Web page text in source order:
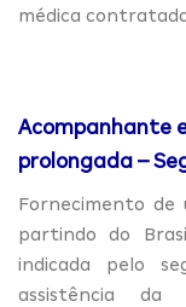
médica
Acompanhante
prolongada –
Fornecimento de
partindo do
indicada pelo
assistência da